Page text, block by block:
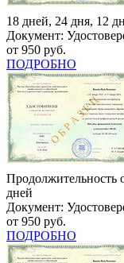
18 дней, 24 дня, 12
Документ:
от 950 руб.
ПОДРОБНО
Продолжительность
дней
Документ:
от 950 руб.
ПОДРОБНО